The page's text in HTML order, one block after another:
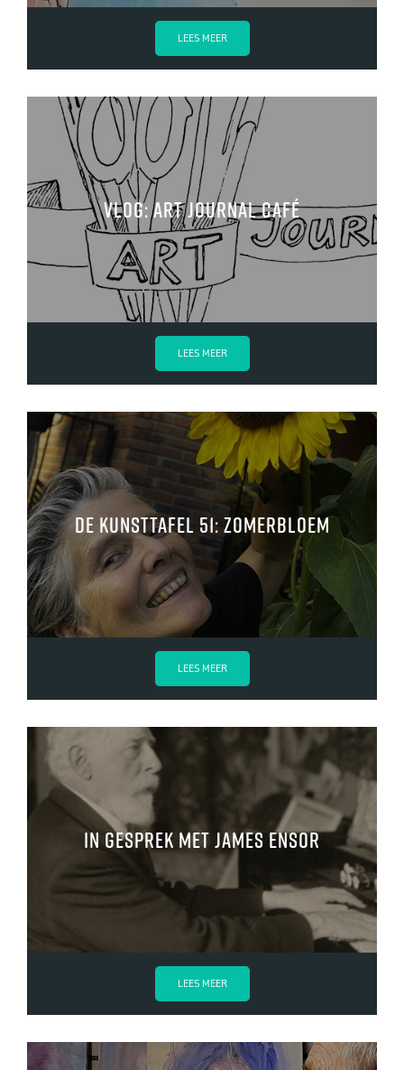
LEES MEER
VLOG: Art Journal Café
LEES MEER
De kunsttafel 51: Zomerbloem
LEES MEER
In gesprek met James Ensor
LEES MEER